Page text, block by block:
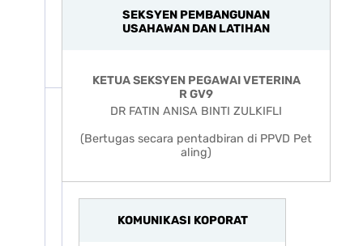
SEKSYEN PEMBANGUNAN
USAHAWAN DAN LATIHAN
KETUA SEKSYEN PEGAWAI VETERINA
R GV9
(Bertugas secara pentadbiran di PPVD Pet
KOMUNIKASI KOPORAT